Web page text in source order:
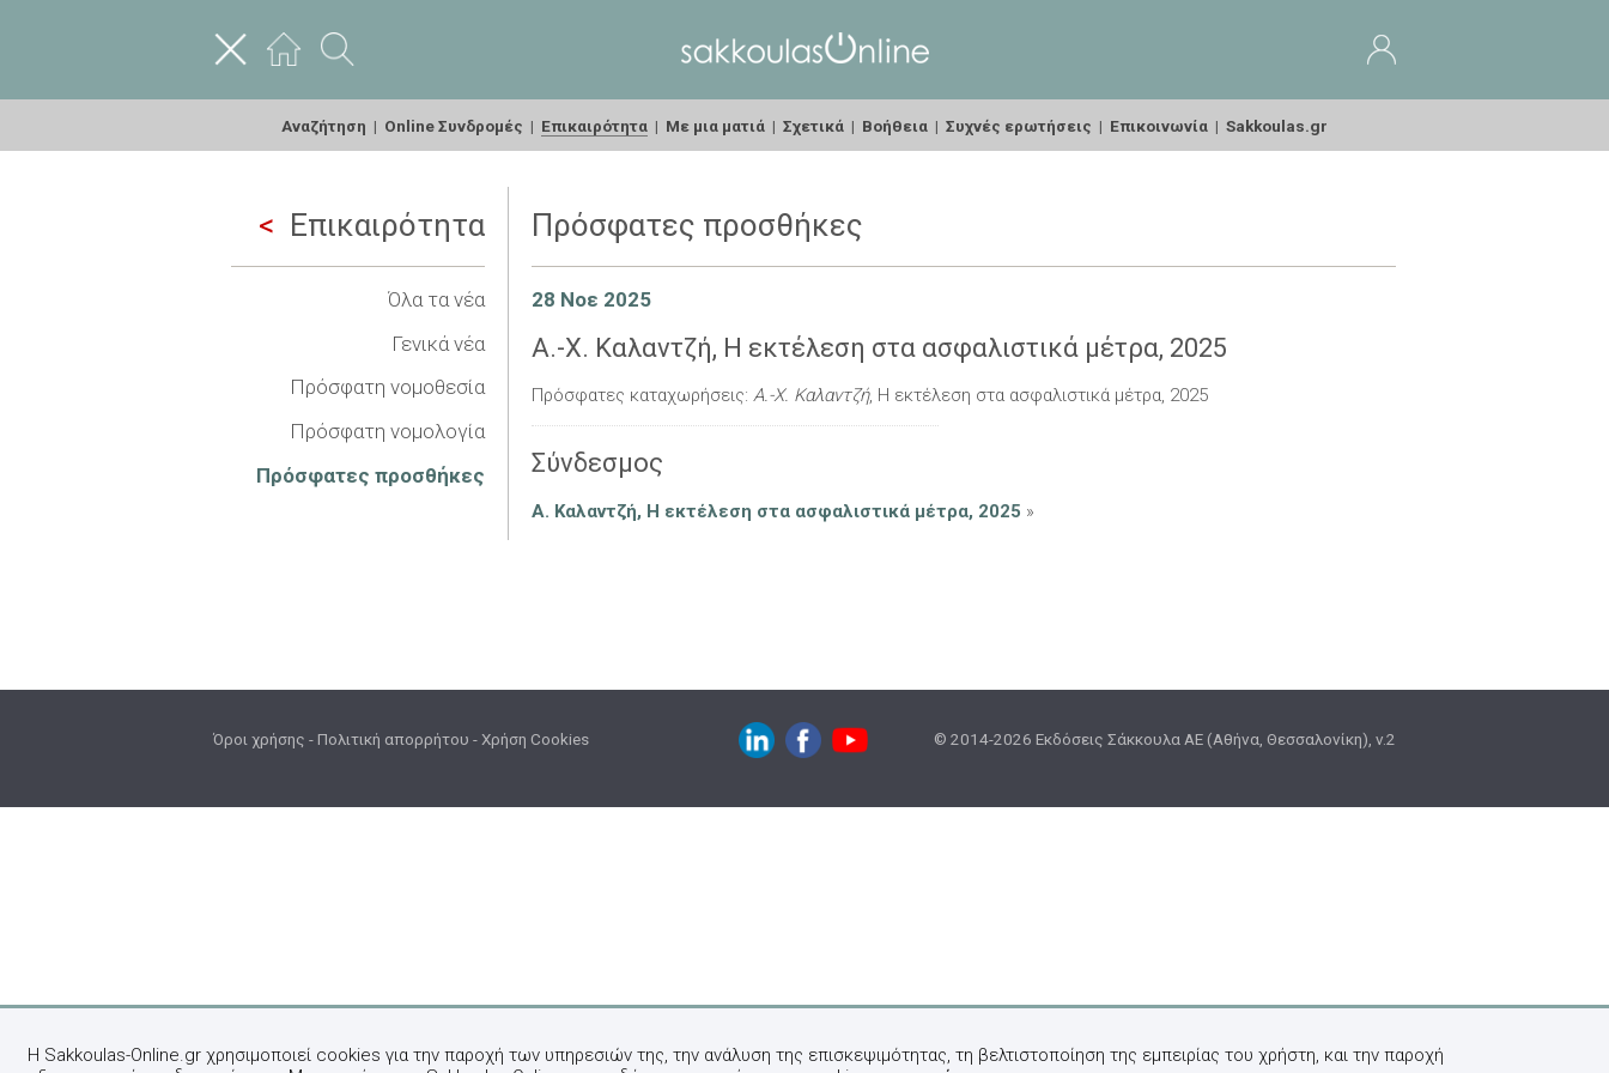
Αναζήτηση | Online Συνδρομές | Επικαιρότητα | Με μια ματιά | Σχετικά | Βοήθεια | Συχνές ερωτήσεις | Επικοινωνία | Sakkoulas.gr
Επικαιρότητα
Όλα τα νέα
Γενικά νέα
Πρόσφατη νομοθεσία
Πρόσφατη νομολογία
Πρόσφατες προσθήκες
Πρόσφατες προσθήκες
28 Νοε 2025
Α.-Χ. Καλαντζή, Η εκτέλεση στα ασφαλιστικά μέτρα, 2025
Πρόσφατες καταχωρήσεις: Α.-Χ. Καλαντζή, Η εκτέλεση στα ασφαλιστικά μέτρα, 2025
Σύνδεσμος
Α. Καλαντζή, Η εκτέλεση στα ασφαλιστικά μέτρα, 2025 »
Όροι χρήσης -Πολιτική απορρήτου -Χρήση Cookies © 2014-2026 Εκδόσεις Σάκκουλα ΑΕ (Αθήνα, Θεσσαλονίκη), v.2
Η Sakkoulas-Online.gr χρησιμοποιεί cookies για την παροχή των υπηρεσιών της, την ανάλυση της επισκεψιμότητας, τη βελτιστοποίηση της εμπειρίας του χρήστη, και την παροχή